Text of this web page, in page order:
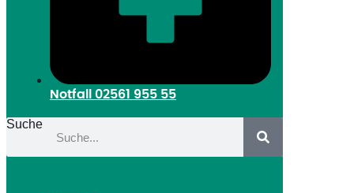
Notfall 02561 955 55
Suche